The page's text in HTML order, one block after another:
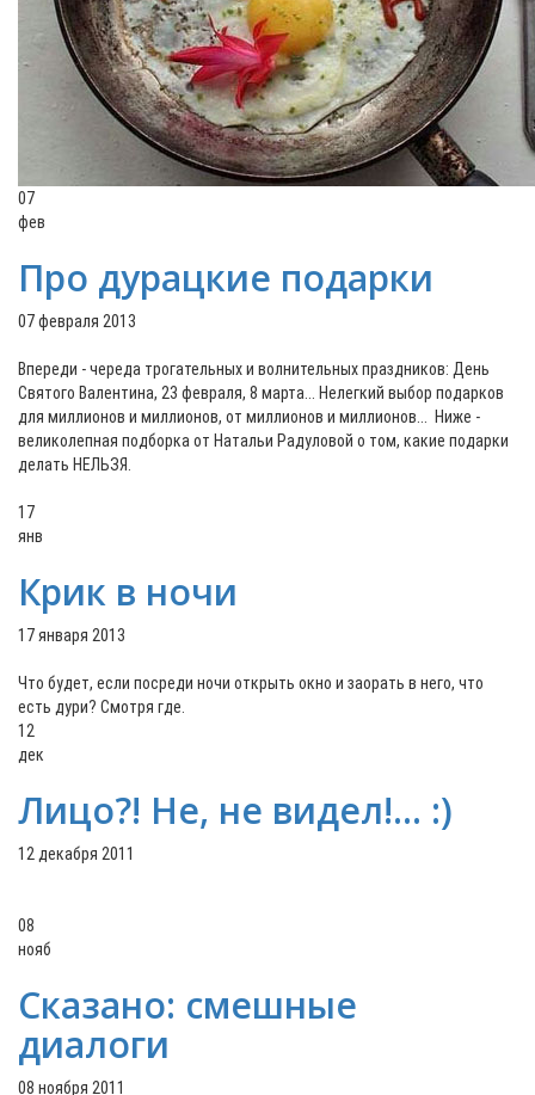
07
фев
Про дурацкие подарки
07 февраля 2013
Впереди - череда трогательных и волнительных праздников: День
Святого Валентина, 23 февраля, 8 марта... Нелегкий выбор подарков
для миллионов и миллионов, от миллионов и миллионов... Ниже -
великолепная подборка от Натальи Радуловой о том, какие подарки
делать НЕЛЬЗЯ.
17
янв
Крик в ночи
17 января 2013
Что будет, если посреди ночи открыть окно и заорать в него, что
есть дури? Смотря где.
12
дек
Лицо?! Не, не видел!... :)
12 декабря 2011
08
нояб
Сказано: смешные
диалоги
08 ноября 2011